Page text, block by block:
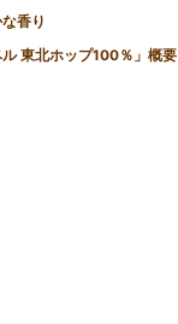
香り
ル 東北ホップ100％」概要